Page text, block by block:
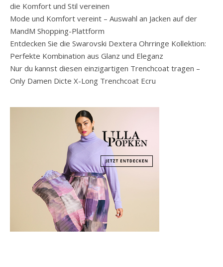
die Komfort und Stil vereinen
Mode und Komfort vereint – Auswahl an Jacken auf der
MandM Shopping-Plattform
Entdecken Sie die Swarovski Dextera Ohrringe Kollektion:
Perfekte Kombination aus Glanz und Eleganz
Nur du kannst diesen einzigartigen Trenchcoat tragen –
Only Damen Dicte X-Long Trenchcoat Ecru